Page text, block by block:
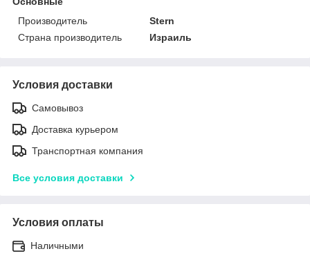
Производитель
Stern
Страна производитель
Израиль
Условия доставки
Самовывоз
Доставка курьером
Транспортная компания
Все условия доставки
Условия оплаты
Наличными